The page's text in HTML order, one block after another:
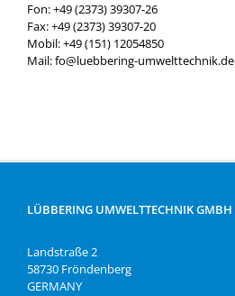
Fon: +49 (2373) 39307-26
Fax: +49 (2373) 39307-20
Mobil: +49 (151) 12054850
Mail: fo@luebbering-umwelttechnik.de
LÜBBERING UMWELTTECHNIK GMBH
Landstraße 2
58730 Fröndenberg
GERMANY